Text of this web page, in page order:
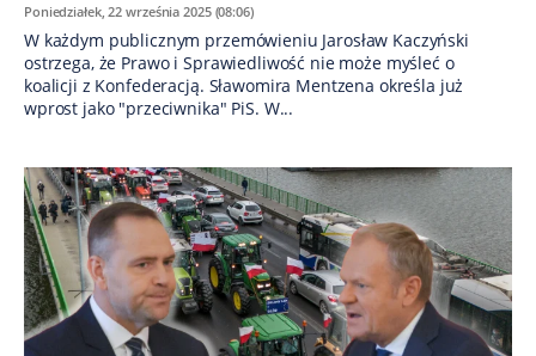
Poniedziałek, 22 września 2025 (08:06)
W każdym publicznym przemówieniu Jarosław Kaczyński
ostrzega, że Prawo i Sprawiedliwość nie może myśleć o
koalicji z Konfederacją. Sławomira Mentzena określa już
wprost jako "przeciwnika" PiS. W...